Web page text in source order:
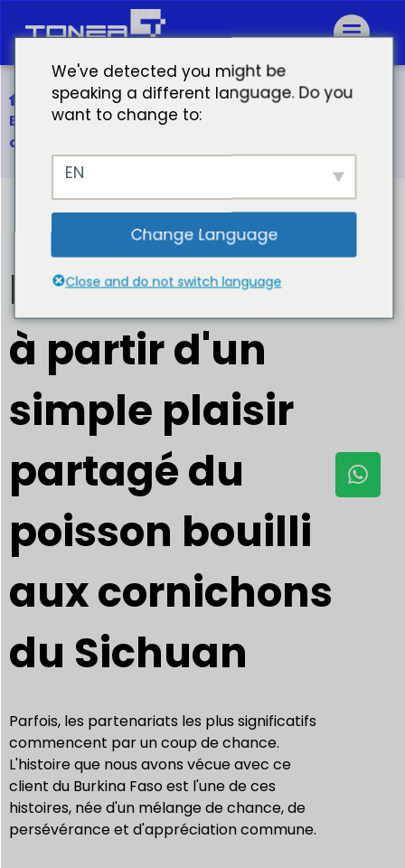
Accueil
Briser la glace à partir d'un simple plaisir partagé
du poisson bouilli aux cornichons du Sichuan
Briser la glace
à partir d'un
simple plaisir
partagé du
poisson bouilli
aux cornichons
du Sichuan
Parfois, les partenariats les plus significatifs
commencent par un coup de chance.
L'histoire que nous avons vécue avec ce
client du Burkina Faso est l'une de ces
histoires, née d'un mélange de chance, de
persévérance et d'appréciation commune.
We've detected you might be
speaking a different language. Do you
want to change to:
EN
Change Language
Close and do not switch language